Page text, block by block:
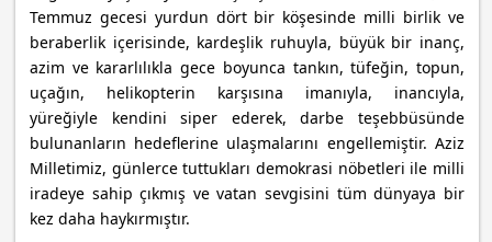
Temmuz gecesi yurdun dört bir köşesinde milli birlik ve
beraberlik içerisinde, kardeşlik ruhuyla, büyük bir inanç,
azim ve kararlılıkla gece boyunca tankın, tüfeğin, topun,
uçağın, helikopterin karşısına imanıyla, inancıyla,
yüreğiyle kendini siper ederek, darbe teşebbüsünde
bulunanların hedeflerine ulaşmalarını engellemiştir. Aziz
Milletimiz, günlerce tuttukları demokrasi nöbetleri ile milli
iradeye sahip çıkmış ve vatan sevgisini tüm dünyaya bir
kez daha haykırmıştır.